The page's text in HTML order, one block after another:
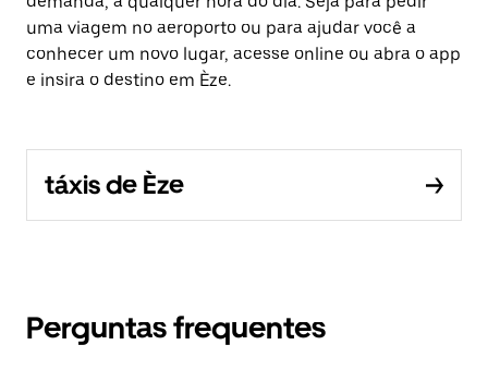
uma viagem no aeroporto ou para ajudar você a
conhecer um novo lugar, acesse online ou abra o app
e insira o destino em Èze.
táxis de Èze
Perguntas frequentes